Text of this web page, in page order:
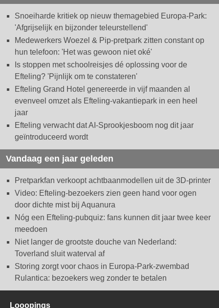
Snoeiharde kritiek op nieuw themagebied Europa-Park:
'Afgrijselijk en bijzonder teleurstellend'
Medewerkers Woezel & Pip-pretpark zitten constant op
hun telefoon: 'Het was gewoon niet oké'
Is stoppen met schoolreisjes dé oplossing voor de
Efteling? 'Pijnlijk om te constateren'
Efteling Grand Hotel genereerde in vijf maanden al
evenveel omzet als Efteling-vakantiepark in een heel
jaar
Efteling verwacht dat AI-Sprookjesboom nog dit jaar
geïntroduceerd wordt
Vandaag een jaar geleden
Pretparkfan verkoopt achtbaanmodellen uit de 3D-printer
Video: Efteling-bezoekers zien geen hand voor ogen
door dichte mist bij Aquanura
Nóg een Efteling-pubquiz: fans kunnen dit jaar twee keer
meedoen
Niet langer de grootste douche van Nederland:
Toverland sluit waterval af
Storing zorgt voor chaos in Europa-Park-zwembad
Rulantica: bezoekers weg zonder te betalen
Looopings